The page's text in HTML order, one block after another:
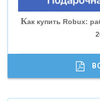
«СОВКОМБАНК»
«ГАЗПРОМБАНК»
«МОСКОВСКИЙ
Как купить Robux: